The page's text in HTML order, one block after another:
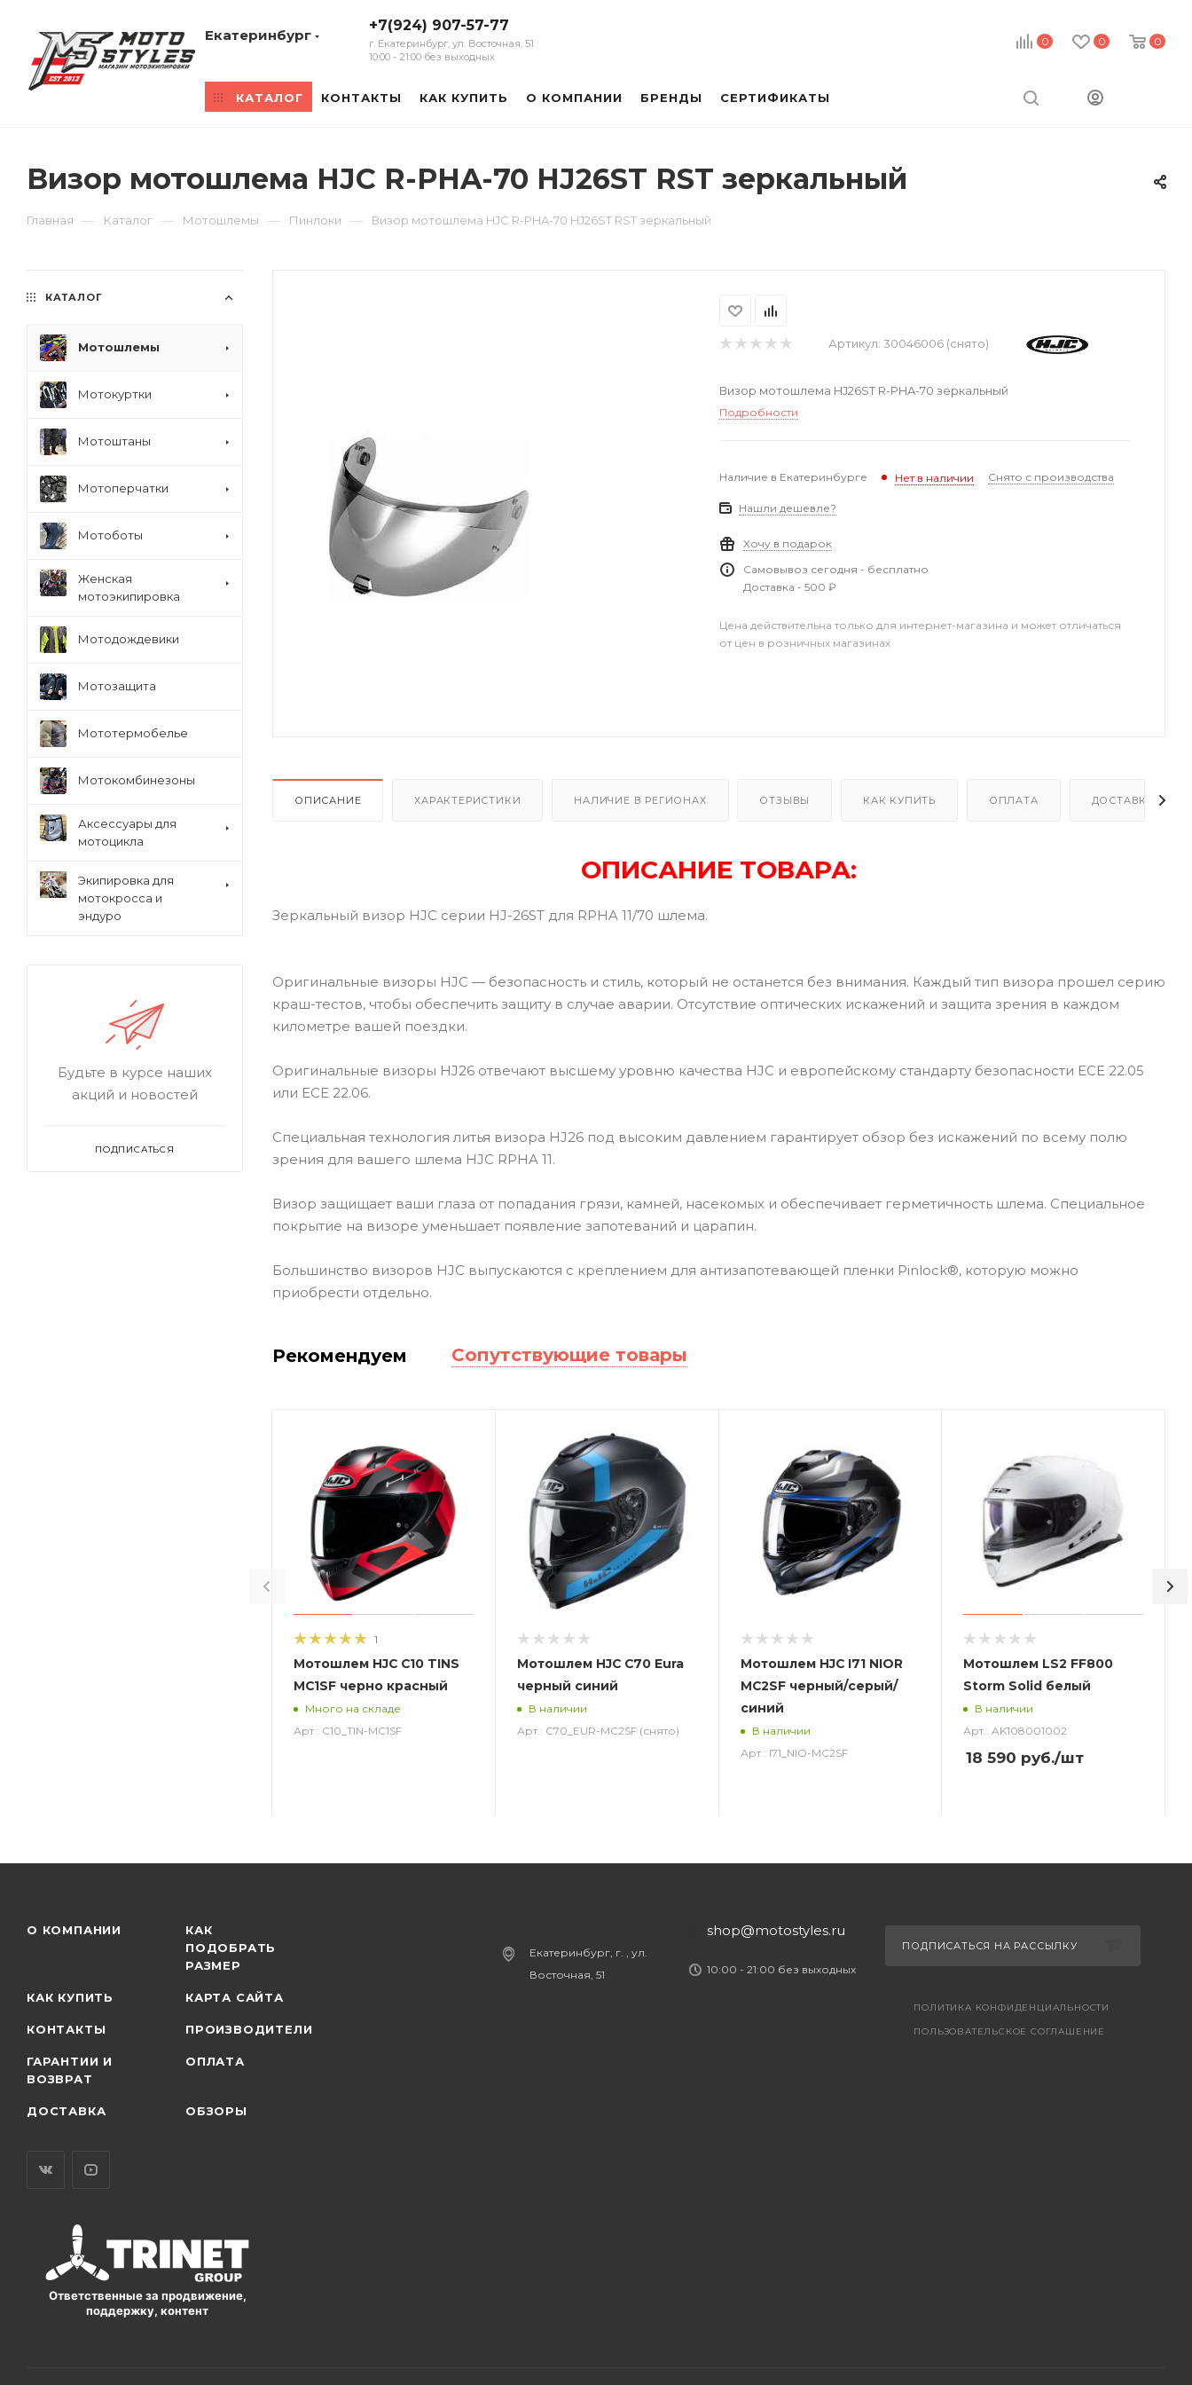
0 0 0
Екатеринбург
+7(924) 907-57-77
г. Екатеринбург, ул. Восточная, 51
10:00 - 21:00 без выходных
КАТАЛОГ КОНТАКТЫ КАК КУПИТЬ О КОМПАНИИ БРЕНДЫ СЕРТИФИКАТЫ
Визор мотошлема HJC R-PHA-70 HJ26ST RST зеркальный
Главная — Каталог — Мотошлемы — Пинлоки — Визор мотошлема HJC R-PHA-70 HJ26ST RST зеркальный
Артикул: 30046006 (снято)
Визор мотошлема HJ26ST R-PHA-70 зеркальный
Подробности
Наличие в Екатеринбурге Нет в наличии Снято с производства
Нашли дешевле?
Хочу в подарок
Самовывоз сегодня - бесплатно
Доставка - 500 ₽
Цена действительна только для интернет-магазина и может отличаться
от цен в розничных магазинах
ОПИСАНИЕ ХАРАКТЕРИСТИКИ НАЛИЧИЕ В РЕГИОНАХ ОТЗЫВЫ КАК КУПИТЬ ОПЛАТА ДОСТАВКА
ОПИСАНИЕ ТОВАРА:
Зеркальный визор HJC серии HJ-26ST для RPHA 11/70 шлема.
Оригинальные визоры HJC — безопасность и стиль, который не останется без внимания. Каждый тип визора прошел серию
краш-тестов, чтобы обеспечить защиту в случае аварии. Отсутствие оптических искажений и защита зрения в каждом
километре вашей поездки.
Оригинальные визоры HJ26 отвечают высшему уровню качества HJC и европейскому стандарту безопасности ECE 22.05
или ECE 22.06.
Специальная технология литья визора HJ26 под высоким давлением гарантирует обзор без искажений по всему полю
зрения для вашего шлема HJC RPHA 11.
Визор защищает ваши глаза от попадания грязи, камней, насекомых и обеспечивает герметичность шлема. Специальное
покрытие на визоре уменьшает появление запотеваний и царапин.
Большинство визоров HJC выпускаются с креплением для антизапотевающей пленки Pinlock®, которую можно
приобрести отдельно.
Рекомендуем Сопутствующие товары
1
Мотошлем HJC C10 TINS
MC1SF черно красный
Много на складе
Арт.: C10_TIN-MC1SF
Мотошлем HJC C70 Eura
черный синий
В наличии
Арт.: C70_EUR-MC2SF (снято)
Мотошлем HJC I71 NIOR
MC2SF черный/серый/
синий
В наличии
Арт.: I71_NIO-MC2SF
Мотошлем LS2 FF800
Storm Solid белый
В наличии
Арт.: AK108001002
18 590 руб./шт
КАТАЛОГ
Мотошлемы
Мотокуртки
Мотоштаны
Мотоперчатки
Мотоботы
Женская
мотоэкипировка
Мотодождевики
Мотозащита
Мототермобелье
Мотокомбинезоны
Аксессуары для
мотоцикла
Экипировка для
мотокросса и
эндуро
Будьте в курсе наших
акций и новостей
ПОДПИСАТЬСЯ
О КОМПАНИИ
КАК
ПОДОБРАТЬ
РАЗМЕР
КАК КУПИТЬ КАРТА САЙТА
КОНТАКТЫ ПРОИЗВОДИТЕЛИ
ГАРАНТИИ И
ВОЗВРАТ
ОПЛАТА
ДОСТАВКА ОБЗОРЫ
Ответственные за продвижение,
поддержку, контент
Екатеринбург, г. , ул.
Восточная, 51
shop@motostyles.ru
10:00 - 21:00 без выходных
ПОДПИСАТЬСЯ НА РАССЫЛКУ
ПОЛИТИКА КОНФИДЕНЦИАЛЬНОСТИ
ПОЛЬЗОВАТЕЛЬСКОЕ СОГЛАШЕНИЕ